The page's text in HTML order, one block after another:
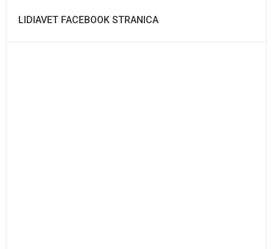
LIDIAVET FACEBOOK STRANICA